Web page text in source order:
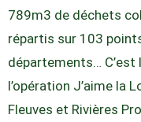
789m3 de déchets
répartis sur 103
départements… C’est
l’opération J’aime la
Fleuves et Rivières